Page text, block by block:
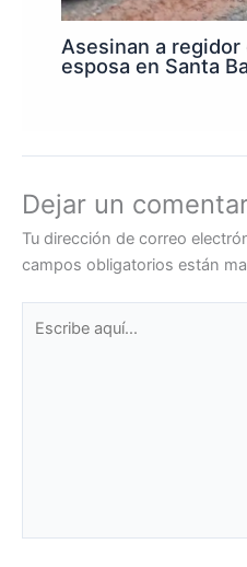
Asesinan a
esposa en Santa
Dejar un
Tu dirección de correo
campos obligatorios están
aquí...